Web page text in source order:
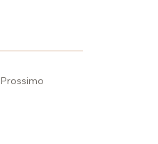
Prossimo